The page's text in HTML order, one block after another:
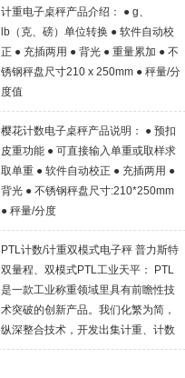
RS-232电脑串行接口可选配电脑接口
或连接票据打印机
计重电子桌秤产品介绍： ● g、
lb（克、磅）单位转换 ● 软件自动校
正 ● 充插两用 ● 背光 ● 重量累加 ● 不
锈钢秤盘尺寸210 x 250mm ● 秤量/分
度值
樱花计数电子桌秤产品说明： ● 预扣
皮重功能 ● 可直接输入单重或取样求
取单重 ● 软件自动校正 ● 充插两用 ●
背光 ● 不锈钢秤盘尺寸:210*250mm
● 秤量/分度
PTL计数/计重双模式电子秤 普力斯特
双量程、双模式PTL工业天平： PTL
是一款工业称重领域里具有前瞻性技
术突破的创新产品。我们化繁为简，
纵深整合技术，开发出集计重、计数
双模式及双量程、双精度为一体的工